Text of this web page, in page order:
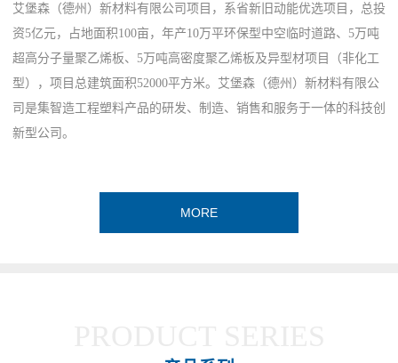
艾堡森（德州）新材料有限公司项目，系省新旧动能优选项目，总投
资5亿元，占地面积100亩，年产10万平环保型中空临时道路、5万吨
超高分子量聚乙烯板、5万吨高密度聚乙烯板及异型材项目（非化工
型），项目总建筑面积52000平方米。艾堡森（德州）新材料有限公
司是集智造工程塑料产品的研发、制造、销售和服务于一体的科技创
新型公司。
MORE